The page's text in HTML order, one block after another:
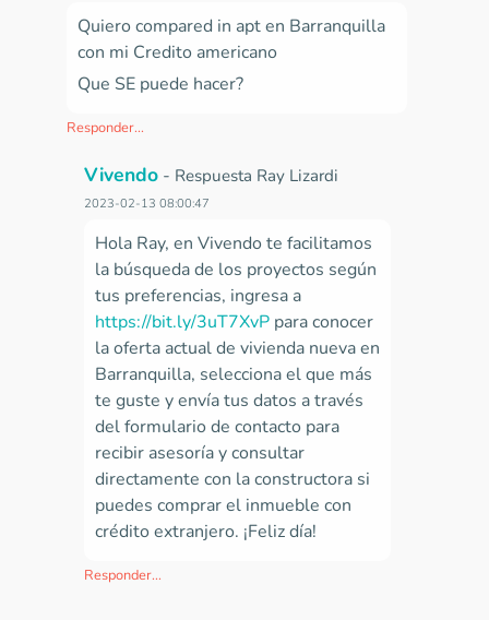
Quiero compared in apt en Barranquilla
con mi Credito americano
Que SE puede hacer?
Responder...
Vivendo - Respuesta Ray Lizardi
2023-02-13 08:00:47
Hola Ray, en Vivendo te facilitamos
la búsqueda de los proyectos según
tus preferencias, ingresa a
https://bit.ly/3uT7XvP para conocer
la oferta actual de vivienda nueva en
Barranquilla, selecciona el que más
te guste y envía tus datos a través
del formulario de contacto para
recibir asesoría y consultar
directamente con la constructora si
puedes comprar el inmueble con
crédito extranjero. ¡Feliz día!
Responder...